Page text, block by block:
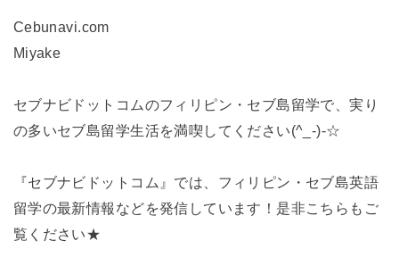
Cebunavi.com
Miyake
セブナビドットコムのフィリピン・セブ島留学で、実り
の多いセブ島留学生活を満喫してください(^_-)-☆
『セブナビドットコム』では、フィリピン・セブ島英語
留学の最新情報などを発信しています！是非こちらもご
覧ください★